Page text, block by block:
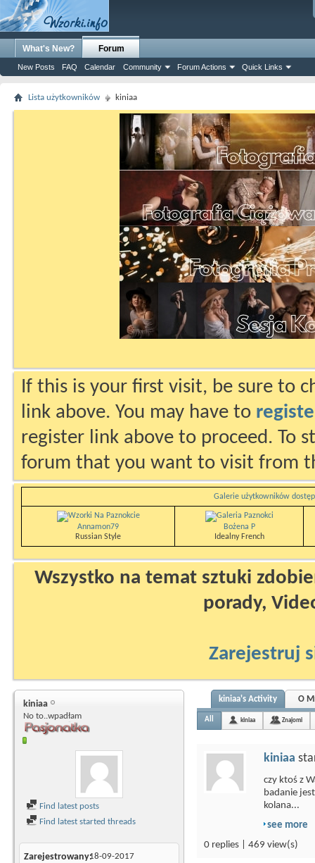
What's New? Forum
New Posts FAQ Calendar Community Forum Actions Quick Links
Lista użytkowników kiniaa
If this is your first visit, be sure to
link above. You may have to
register link above to proceed. To
forum that you want to visit from
Galerie użytkowników
Annamon79
Russian Style
Bożena P
Idealny French
Wszystko na temat sztuki
porady,
Zarejestruj
kiniaa
No to..wpadłam
Find latest posts
Find latest started threads
Zarejestrowany18-09-2017
kiniaa's Activity O
All kiniaa Znajomi
kiniaa
czy ktoś z
badanie
kolana...
see more
0 replies | 469 view(s)